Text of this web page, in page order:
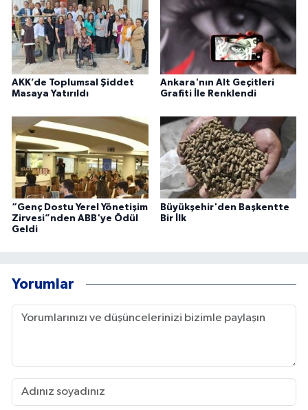
AKK’de Toplumsal Şiddet
Masaya Yatırıldı
Ankara'nın Alt Geçitleri
Grafiti İle Renklendi
“Genç Dostu Yerel Yönetişim
Zirvesi”nden ABB'ye Ödül
Geldi
Büyükşehir'den Başkentte
Bir İlk
Yorumlar